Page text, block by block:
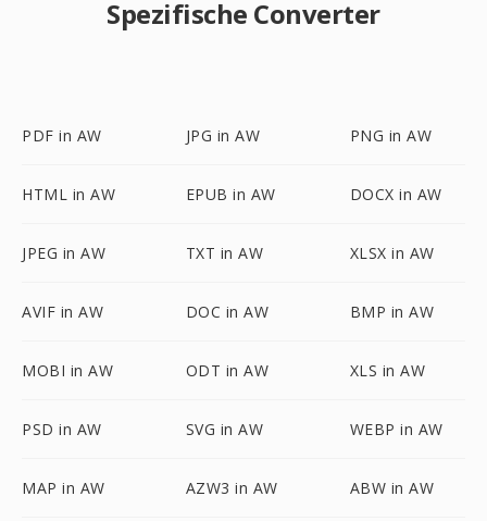
Spezifische Converter
PDF in AW JPG in AW PNG in AW
HTML in AW EPUB in AW DOCX in AW
JPEG in AW TXT in AW XLSX in AW
AVIF in AW DOC in AW BMP in AW
MOBI in AW ODT in AW XLS in AW
PSD in AW SVG in AW WEBP in AW
MAP in AW AZW3 in AW ABW in AW